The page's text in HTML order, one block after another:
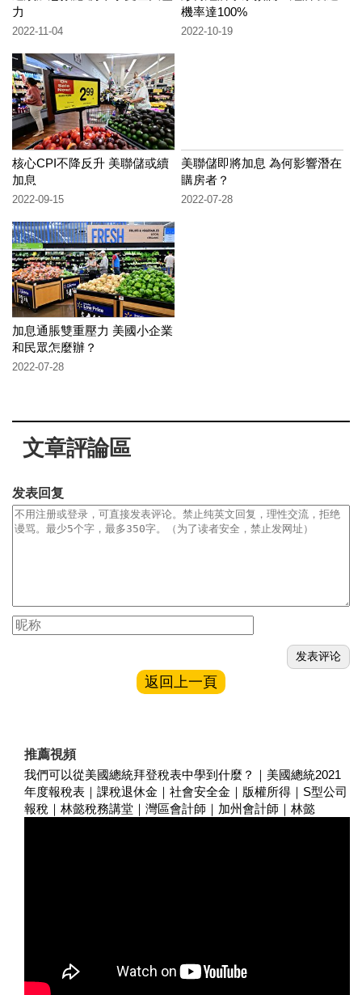
力
2022-11-04
機率達100%
2022-10-19
核心CPI不降反升 美聯儲或續
加息
2022-09-15
美聯儲即將加息 為何影響潛在
購房者？
2022-07-28
加息通脹雙重壓力 美國小企業
和民眾怎麼辦？
2022-07-28
文章評論區
发表回复
返回上一頁
推薦視頻
我們可以從美國總統拜登稅表中學到什麼？｜美國總統2021
年度報稅表｜課稅退休金｜社會安全金｜版權所得｜S型公司
報稅｜林懿稅務講堂｜灣區會計師｜加州會計師｜林懿